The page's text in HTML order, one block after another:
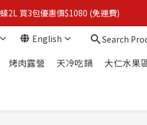
2L 買3包優惠價$1080 (免運費)
2L 買3包優惠價$1080 (免運費)
榴槤 單盒最低$300起
$888
English Search
烤肉露營 天冷吃鍋
大仁水果